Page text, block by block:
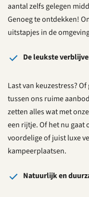
aantal zelfs gelegen
Genoeg te ontdekken!
uitstapjes in de
De leukste
Last van keuzestress?
tussen ons ruime
zetten alles wat met
een rijtje. Of het nu gaat
voordelige of juist luxe
kampeerplaatsen.
Natuurlijk en